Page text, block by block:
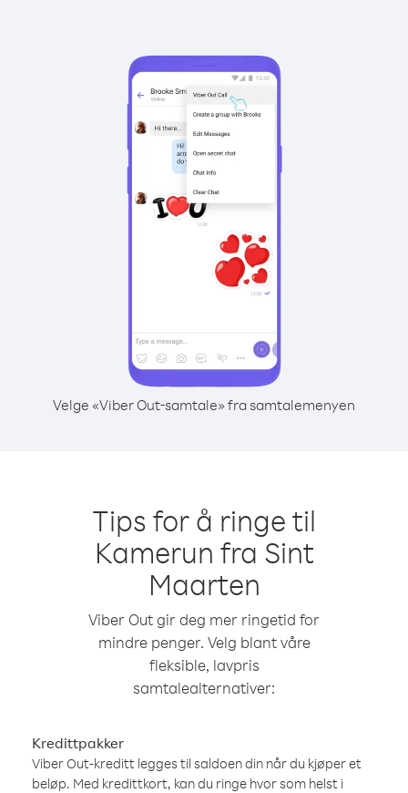
Velge «Viber Out-samtale» fra samtalemenyen
Tips for å ringe til
Kamerun fra Sint
Maarten
Viber Out gir deg mer ringetid for
mindre penger. Velg blant våre
fleksible, lavpris
samtalealternativer:
Kredittpakker
Viber Out-kreditt legges til saldoen din når du kjøper et
beløp. Med kredittkort, kan du ringe hvor som helst i